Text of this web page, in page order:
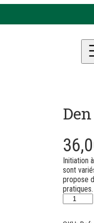
Initiation
sont
propose
h